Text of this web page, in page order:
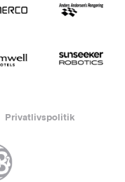
Privatlivspolitik